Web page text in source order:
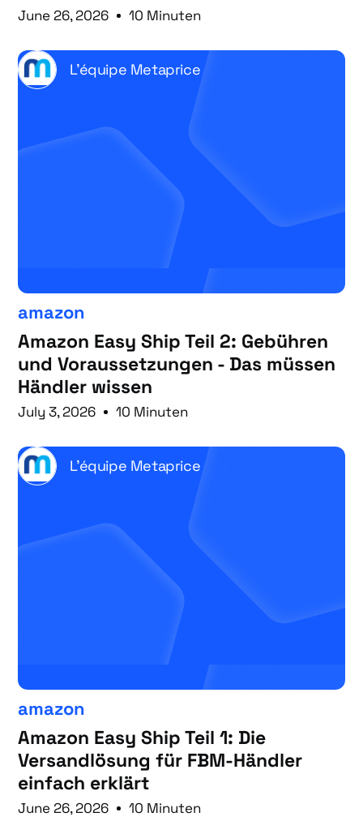
June 26, 2026 10 Minuten
L'équipe Metaprice
amazon
Amazon Easy Ship Teil 2: Gebühren
und Voraussetzungen - Das müssen
Händler wissen
July 3, 2026 10 Minuten
L'équipe Metaprice
amazon
Amazon Easy Ship Teil 1: Die
Versandlösung für FBM-Händler
einfach erklärt
June 26, 2026 10 Minuten